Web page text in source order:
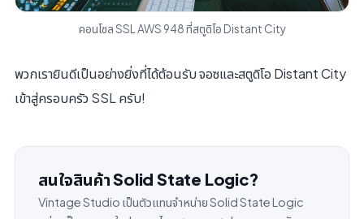
คอนโซล SSL AWS 948 ที่สตูดิโอ Distant City
พวกเรายินดีเป็นอย่างยิ่งที่ได้ต้อนรับ จอซและสตูดิโอ Distant City
เข้าสู่ครอบครัว SSL ครับ!
สนใจสินค้า Solid State Logic?
Vintage Studio เป็นตัวแทนจำหน่าย Solid State Logic